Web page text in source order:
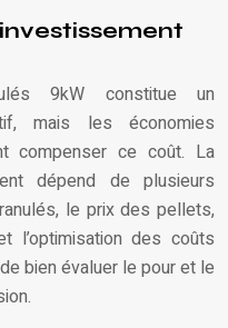
9kW constitue un
mais les économies
compenser ce coût. La
dépend de plusieurs
le prix des pellets,
l’optimisation des coûts
bien évaluer le pour et le